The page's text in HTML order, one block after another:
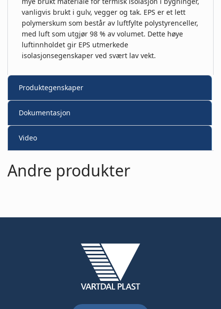
vanligvis brukt i gulv, vegger og tak. EPS er et lett
polymerskum som består av luftfylte polystyrenceller,
med luft som utgjør 98 % av volumet. Dette høye
luftinnholdet gir EPS utmerkede
isolasjonsegenskaper ved svært lav vekt.
Produktegenskaper
Dokumentasjon
Video
Andre produkter